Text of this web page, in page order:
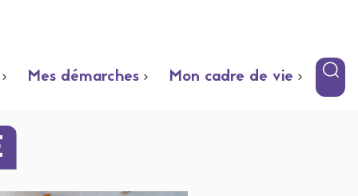
Mes démarches Mon cadre de vie